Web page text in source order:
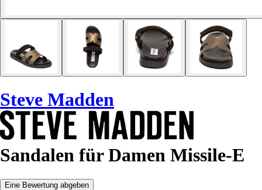
Steve Madden
Sandalen für Damen Missile-E
Eine Bewertung abgeben